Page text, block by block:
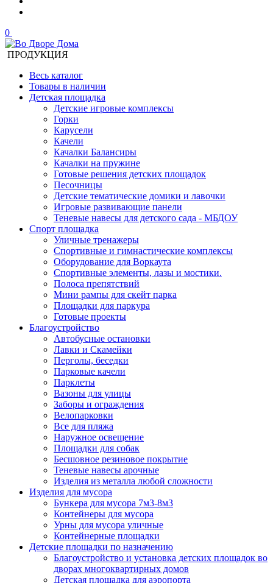
0
ПРОДУКЦИЯ
Весь каталог
Товары в наличии
Детская площадка
Детские игровые комплексы
Горки
Карусели
Качели
Качалки Балансиры
Качалки на пружине
Готовые решения детских площадок
Песочницы
Детские тематические домики и лавочки
Игровые развивающие панели
Теневые навесы для детского сада - МБДОУ
Спорт площадка
Уличные тренажеры
Спортивные и гимнастические комплексы
Оборудование для Воркаута
Спортивные элементы, лазы и мостики.
Полоса препятствий
Мини рампы для скейт парка
Площадки для паркура
Готовые проекты
Благоустройство
Автобусные остановки
Лавки и Скамейки
Перголы, беседки
Парковые качели
Парклеты
Вазоны для улицы
Заборы и ограждения
Велопарковки
Все для пляжа
Наружное освещение
Площадки для собак
Бесшовное резиновое покрытие
Теневые навесы арочные
Изделия из металла любой сложности
Изделия для мусора
Бункера для мусора 7м3-8м3
Контейнеры для мусора
Урны для мусора уличные
Контейнерные площадки
Детские площадки по назначению
Благоустройство и установка детских площадок во
дворах многоквартирных домов
Детская площадка для аэропорта